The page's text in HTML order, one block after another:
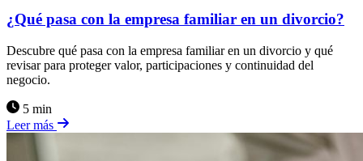
¿Qué pasa con la empresa familiar en un divorcio?
Descubre qué pasa con la empresa familiar en un divorcio y qué
revisar para proteger valor, participaciones y continuidad del
negocio.
5 min
Leer más